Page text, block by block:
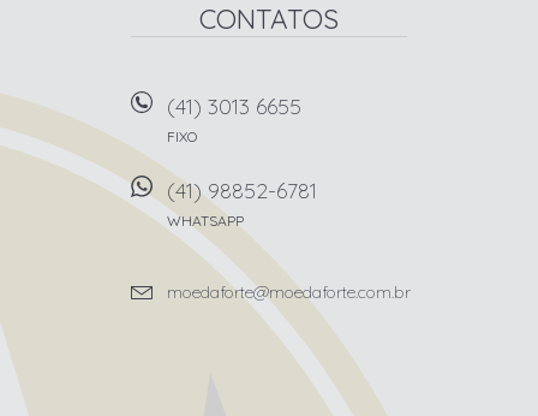
CONTATOS
(41) 3013 6655
FIXO
(41) 98852-6781
WHATSAPP
moedaforte@moedaforte.com.br